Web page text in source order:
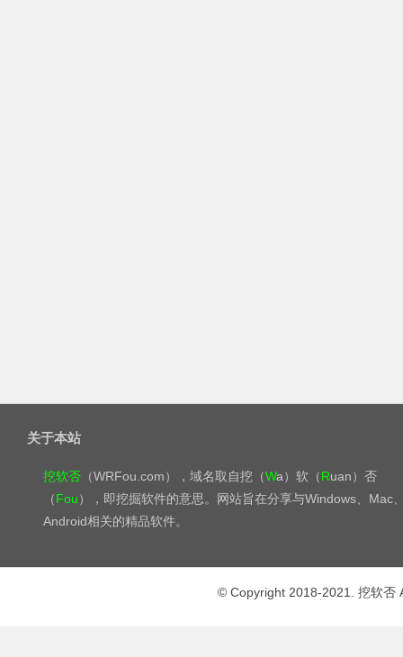
关于本站
挖软否（WRFou.com），域名取自挖（Wa）软（Ruan）否
（Fou），即挖掘软件的意思。网站旨在分享与Windows、Mac
Android相关的精品软件。
© Copyright 2018-2021. 挖软否